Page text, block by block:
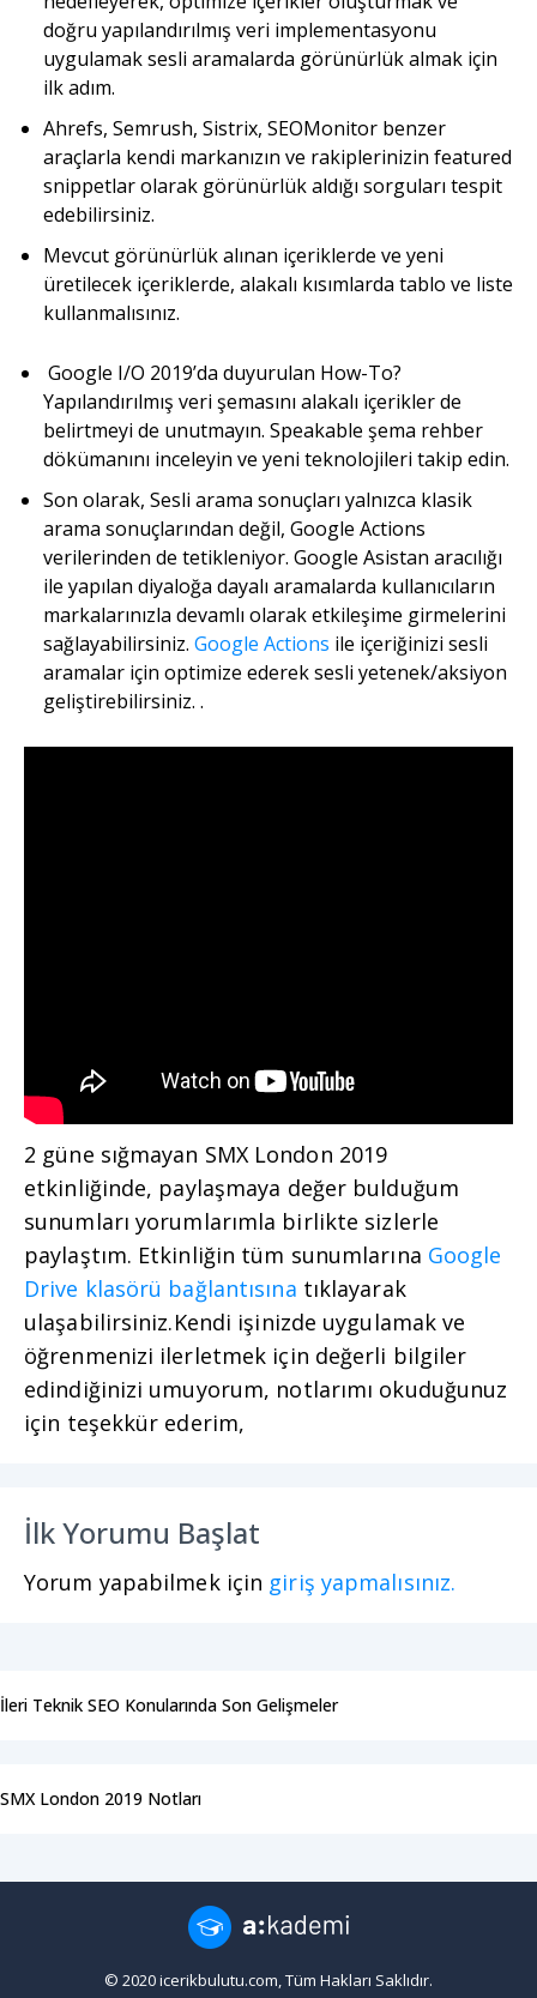
doğru yapılandırılmış veri implementasyonu
uygulamak sesli aramalarda görünürlük almak için
ilk adım.
Ahrefs, Semrush, Sistrix, SEOMonitor benzer
araçlarla kendi markanızın ve rakiplerinizin featured
snippetlar olarak görünürlük aldığı sorguları tespit
edebilirsiniz.
Mevcut görünürlük alınan içeriklerde ve yeni
üretilecek içeriklerde, alakalı kısımlarda tablo ve liste
kullanmalısınız.
Google I/O 2019’da duyurulan How-To?
Yapılandırılmış veri şemasını alakalı içerikler de
belirtmeyi de unutmayın. Speakable şema rehber
dökümanını inceleyin ve yeni teknolojileri takip edin.
Son olarak, Sesli arama sonuçları yalnızca klasik
arama sonuçlarından değil, Google Actions
verilerinden de tetikleniyor. Google Asistan aracılığı
ile yapılan diyaloğa dayalı aramalarda kullanıcıların
markalarınızla devamlı olarak etkileşime girmelerini
sağlayabilirsiniz. Google Actions ile içeriğinizi sesli
aramalar için optimize ederek sesli yetenek/aksiyon
geliştirebilirsiniz. .
2 güne sığmayan SMX London 2019
etkinliğinde, paylaşmaya değer bulduğum
sunumları yorumlarımla birlikte sizlerle
paylaştım. Etkinliğin tüm sunumlarına Google
Drive klasörü bağlantısına tıklayarak
ulaşabilirsiniz.Kendi işinizde uygulamak ve
öğrenmenizi ilerletmek için değerli bilgiler
edindiğinizi umuyorum, notlarımı okuduğunuz
için teşekkür ederim,
İlk Yorumu Başlat
Yorum yapabilmek için giriş yapmalısınız.
İleri Teknik SEO Konularında Son Gelişmeler
SMX London 2019 Notları
© 2020 icerikbulutu.com, Tüm Hakları Saklıdır.